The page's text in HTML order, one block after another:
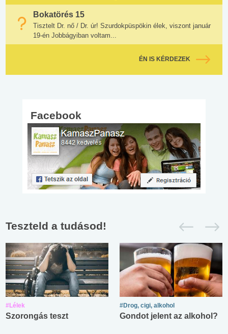
Bokatörés 15
Tisztelt Dr. nő / Dr. úr! Szurdokpüspökin élek, viszont január
19-én Jobbágyiban voltam...
ÉN IS KÉRDEZEK
Facebook
Teszteld a tudásod!
#Lélek
Szorongás teszt
#Drog, cigi, alkohol
Gondot jelent az alkohol?